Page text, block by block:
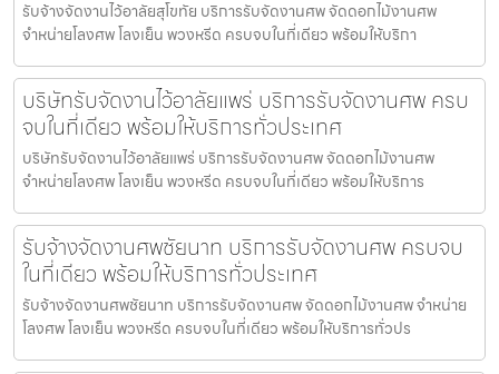
รับจ้างจัดงานไว้อาลัยสุโขทัย บริการรับจัดงานศพ จัดดอกไม้งานศพ
จำหน่ายโลงศพ โลงเย็น พวงหรีด ครบจบในที่เดียว พร้อมให้บริกา
บริษัทรับจัดงานไว้อาลัยแพร่ บริการรับจัดงานศพ ครบ
จบในที่เดียว พร้อมให้บริการทั่วประเทศ
บริษัทรับจัดงานไว้อาลัยแพร่ บริการรับจัดงานศพ จัดดอกไม้งานศพ
จำหน่ายโลงศพ โลงเย็น พวงหรีด ครบจบในที่เดียว พร้อมให้บริการ
รับจ้างจัดงานศพชัยนาท บริการรับจัดงานศพ ครบจบ
ในที่เดียว พร้อมให้บริการทั่วประเทศ
รับจ้างจัดงานศพชัยนาท บริการรับจัดงานศพ จัดดอกไม้งานศพ จำหน่าย
โลงศพ โลงเย็น พวงหรีด ครบจบในที่เดียว พร้อมให้บริการทั่วปร